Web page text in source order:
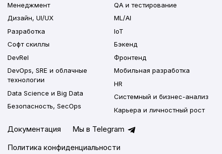
Менеджмент
Дизайн, UI/UX
Разработка
Софт скиллы
DevRel
DevOps, SRE и облачные
технологии
Data Science и Big Data
Безопасность, SecOps
QA и тестирование
ML/AI
IoT
Бэкенд
Фронтенд
Мобильная разработка
HR
Системный и бизнес-анализ
Карьера и личностный рост
Документация
Мы в Telegram
Политика конфиденциальности